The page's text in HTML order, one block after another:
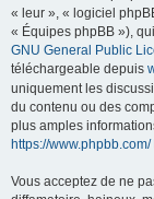
« leur », « logiciel
« Équipes phpBB »),
GNU General Public
téléchargeable depuis
uniquement les
du contenu ou des
plus amples
https://www.phpbb.com/
Vous acceptez de ne